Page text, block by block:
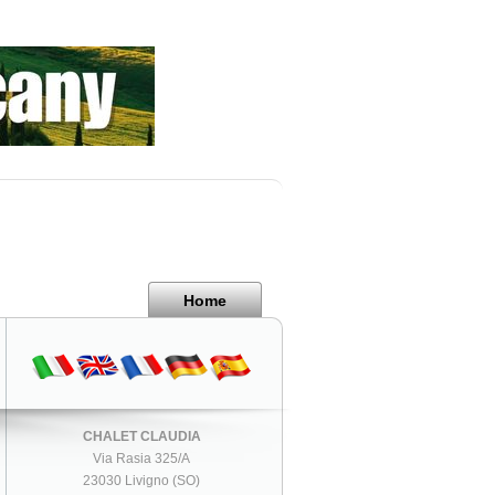
Home
CHALET CLAUDIA
Via Rasia 325/A
23030 Livigno (SO)